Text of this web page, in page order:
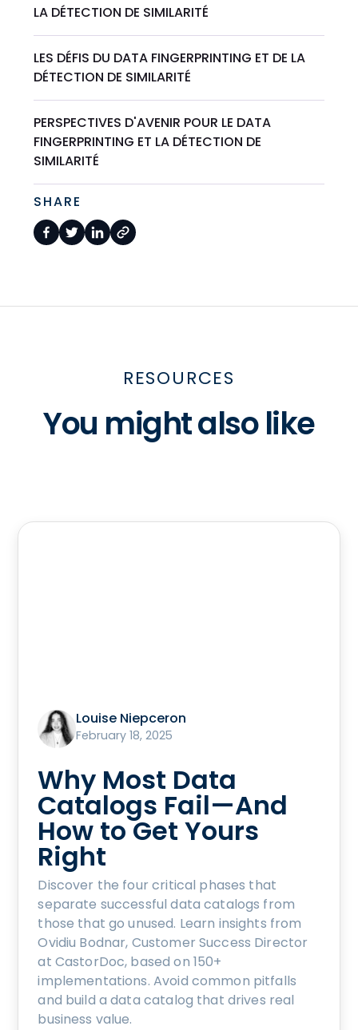
LA DÉTECTION DE SIMILARITÉ
LES DÉFIS DU DATA FINGERPRINTING ET DE LA
DÉTECTION DE SIMILARITÉ
PERSPECTIVES D'AVENIR POUR LE DATA
FINGERPRINTING ET LA DÉTECTION DE
SIMILARITÉ
SHARE
RESOURCES
You might also like
Louise Niepceron
February 18, 2025
Why Most Data
Catalogs Fail—And
How to Get Yours
Right
Discover the four critical phases that
separate successful data catalogs from
those that go unused. Learn insights from
Ovidiu Bodnar, Customer Success Director
at CastorDoc, based on 150+
implementations. Avoid common pitfalls
and build a data catalog that drives real
business value.